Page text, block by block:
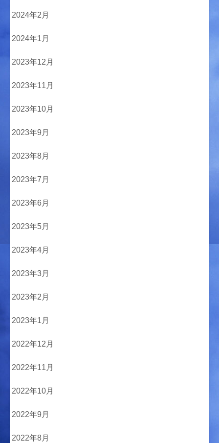
2024年2月
2024年1月
2023年12月
2023年11月
2023年10月
2023年9月
2023年8月
2023年7月
2023年6月
2023年5月
2023年4月
2023年3月
2023年2月
2023年1月
2022年12月
2022年11月
2022年10月
2022年9月
2022年8月